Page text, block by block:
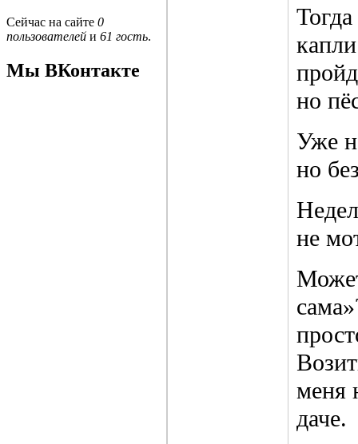
Сейчас на сайте 0
пользователей и 61 гость.
Мы ВКонтакте
но
Уже
но
не
меня
даче.